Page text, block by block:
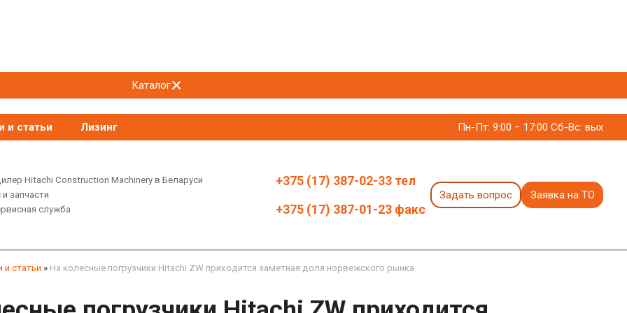
Каталог
и статьи Лизинг Пн-Пт: 9:00 − 17:00 Сб-Вс: вых
Hitachi Construction Machinery в Беларуси
запчасти
служба
+375 (17) 387-02-33 тел
+375 (17) 387-01-23 факс
Задать вопрос Заявка на ТО
и статьи » На колесные погрузчики Hitachi ZW приходится заметная доля норвежского рынка